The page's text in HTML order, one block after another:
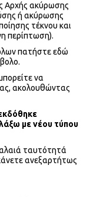
ακύρωσης
ή ακύρωσης
τέκνου και
περίπτωση).
πατήστε εδώ
να
ακολουθώντας
με νέου τύπου
ταυτότητά
ανεξαρτήτως